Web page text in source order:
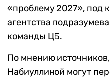
«проблему 2027», под
агентства
команды ЦБ.
По мнению
Набиуллиной могут